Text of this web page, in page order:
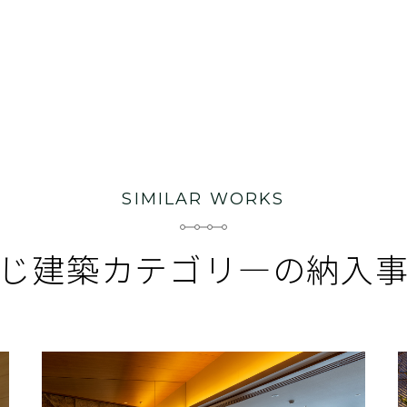
SIMILAR WORKS
建築カテゴリ―の納入